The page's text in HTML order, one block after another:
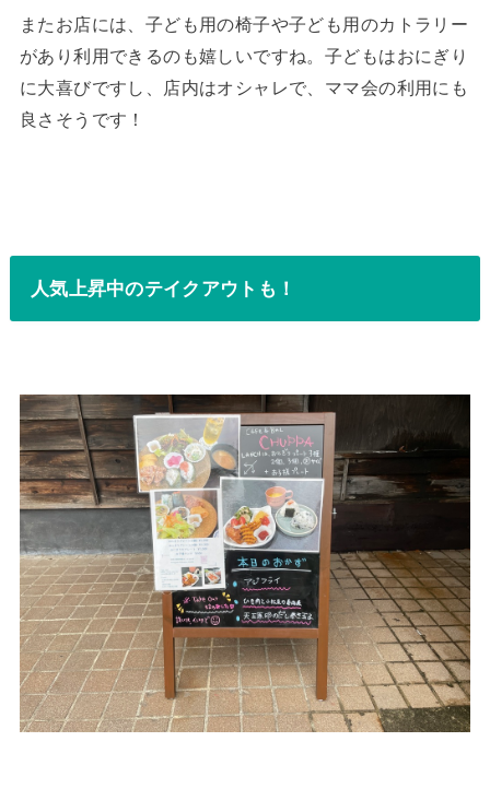
またお店には、子ども用の椅子や子ども用のカトラリー
があり利用できるのも嬉しいですね。子どもはおにぎり
に大喜びですし、店内はオシャレで、ママ会の利用にも
良さそうです！
人気上昇中のテイクアウトも！